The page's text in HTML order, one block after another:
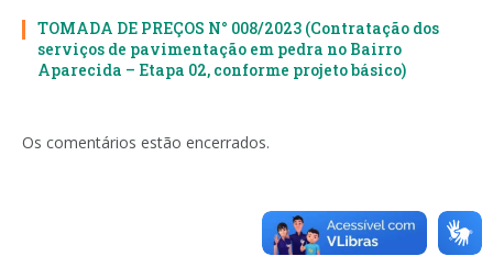
TOMADA DE PREÇOS N° 008/2023 (Contratação dos
serviços de pavimentação em pedra no Bairro
Aparecida – Etapa 02, conforme projeto básico)
Os comentários estão encerrados.